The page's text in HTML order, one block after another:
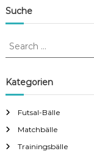
n
a
v
i
g
Suche
S
r
c
f
o
r
Kategorien
Futsal-Bälle
Matchbälle
Trainingsbälle